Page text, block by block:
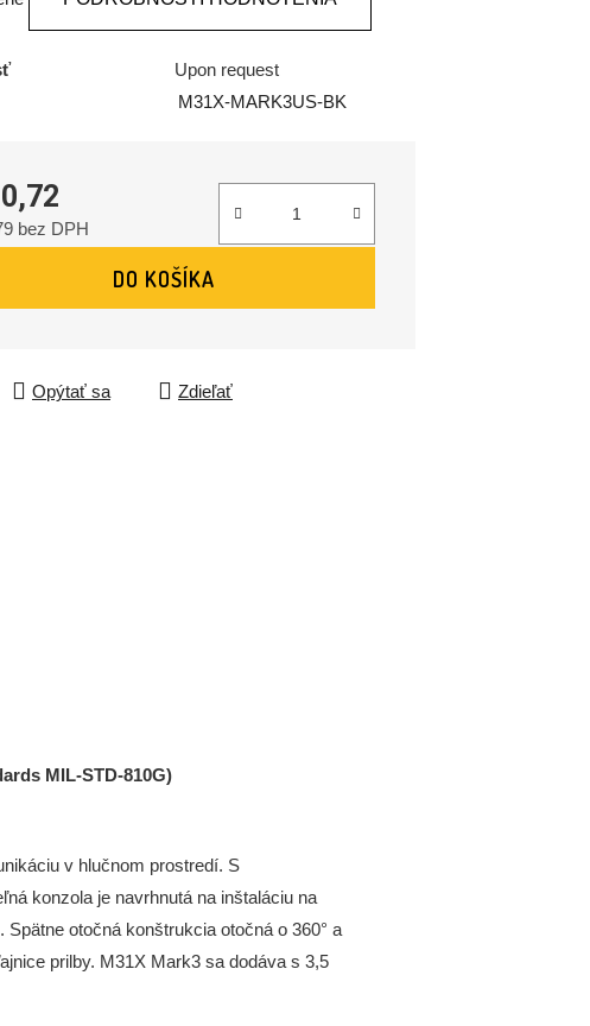
Upon request
M31X-MARK3US-BK
bez DPH
DO KOŠÍKA
Opýtať sa Zdieľať
MIL-STD-810G)
v hlučnom prostredí. S
konzola je navrhnutá na inštaláciu na
otočná konštrukcia otočná o 360° a
prilby. M31X Mark3 sa dodáva s 3,5